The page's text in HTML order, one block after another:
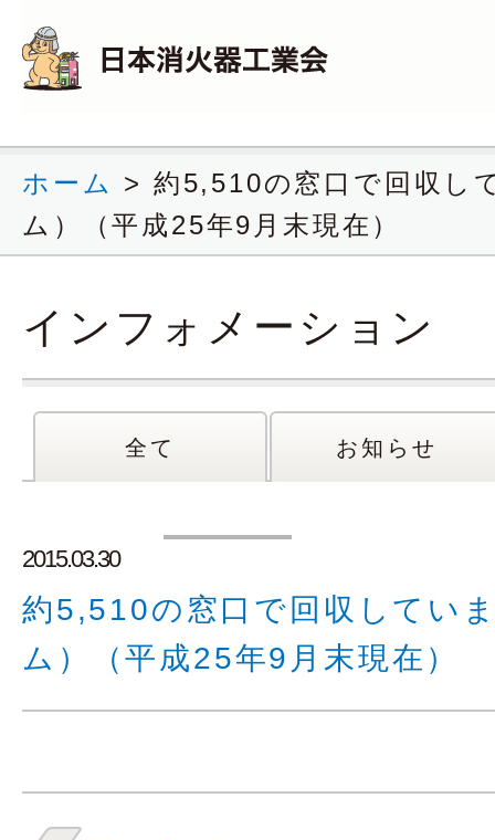
ホーム > 約5,510の窓口で回収し
ム）（平成25年9月末現在）
インフォメーション
全て お知らせ
2015.03.30
約5,510の窓口で回収してい
ム）（平成25年9月末現在）